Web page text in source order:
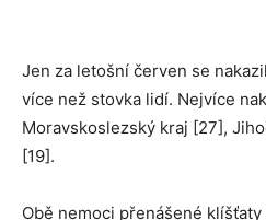
Jen za letošní červen se
více než stovka lidí. Nejvíce
Moravskoslezský kraj [27],
[19].
Obě nemoci přenášené